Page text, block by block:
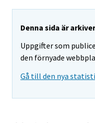
Denna sida är
Uppgifter som
den förnyade
Gå till den nya